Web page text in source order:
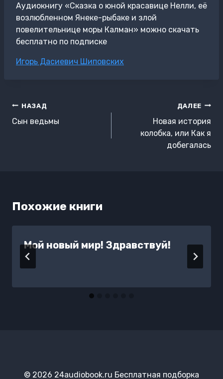
Аудиокнигу «Сказка о юной красавице Нелли, её
возлюбленном Янеке-рыбаке и злой
повелительнице моры Калман» можно скачать
бесплатно по подписке
Метки
Игорь Дасиевич Шиповских
Навигация
по
НАЗАД
Сын ведьмы
ДАЛЕЕ
Новая история
колобка, или Как я
добегалась
Похожие книги
Мой новый мир! Здравствуй!
© 2026 24audiobook.ru Бесплатная подборка